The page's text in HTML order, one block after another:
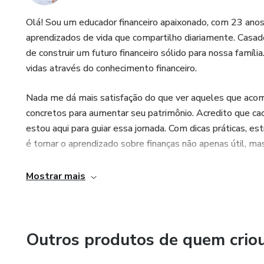
Olá! Sou um educador financeiro apaixonado, com 23
aprendizados de vida que compartilho diariamente.
de construir um futuro financeiro sólido para nossa
vidas através do conhecimento financeiro.
Nada me dá mais satisfação do que ver aqueles que
concretos para aumentar seu patrimônio. Acredito que
estou aqui para guiar essa jornada. Com dicas práticas,
é tornar o aprendizado sobre finanças não apenas útil,
Mostrar mais
Outros produtos de quem